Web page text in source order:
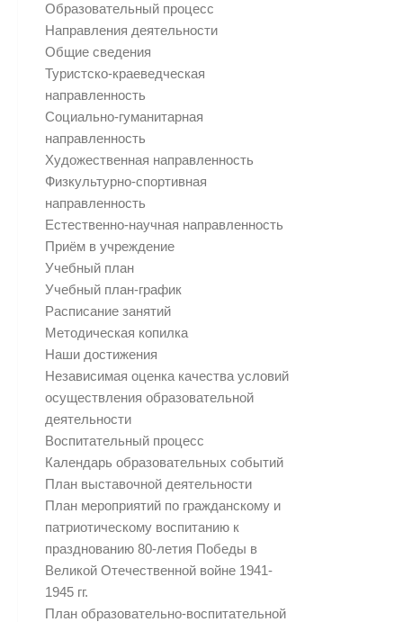
Образовательный процесс
Направления деятельности
Общие сведения
Туристско-краеведческая
направленность
Социально-гуманитарная
направленность
Художественная направленность
Физкультурно-спортивная
направленность
Естественно-научная направленность
Приём в учреждение
Учебный план
Учебный план-график
Расписание занятий
Методическая копилка
Наши достижения
Независимая оценка качества условий
осуществления образовательной
деятельности
Воспитательный процесс
Календарь образовательных событий
План выставочной деятельности
План мероприятий по гражданскому и
патриотическому воспитанию к
празднованию 80-летия Победы в
Великой Отечественной войне 1941-
1945 гг.
План образовательно-воспитательной